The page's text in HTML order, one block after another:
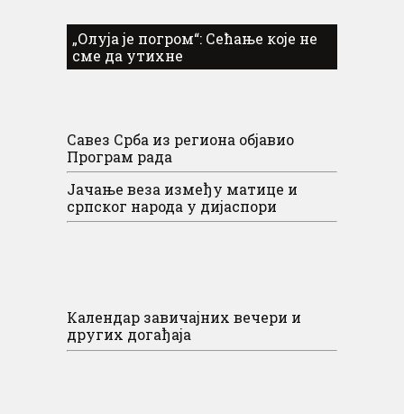
„Олуја је погром“: Сећање које не
сме да утихне
Савез Срба из региона објавио
Програм рада
Јачање веза између матице и
српског народа у дијаспори
Календар завичајних вечери и
других догађаја